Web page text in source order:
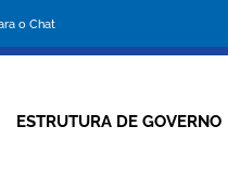
o Chat
da
ESTRUTURA DE GOVERNO